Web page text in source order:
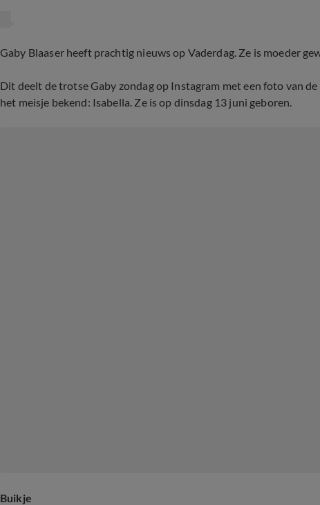
Gaby Blaaser heeft prachtig nieuws op Vaderdag. Ze is moeder
Dit deelt de trotse Gaby zondag op Instagram met een foto van
het meisje bekend: Isabella. Ze is op dinsdag 13 juni geboren.
Buikje